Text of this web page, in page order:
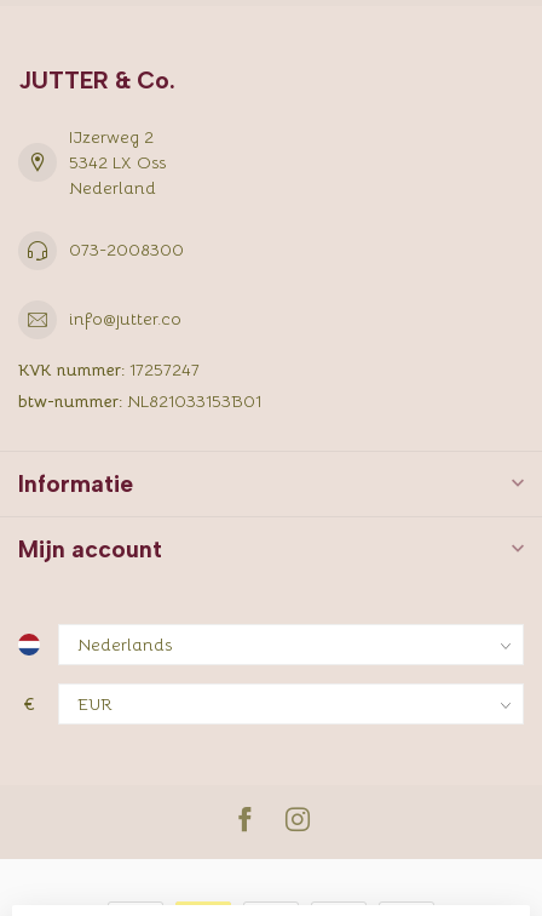
JUTTER & Co.
IJzerweg 2
5342 LX Oss
Nederland
073-2008300
info@jutter.co
KVK nummer: 17257247
btw-nummer: NL821033153B01
Informatie
Mijn account
€